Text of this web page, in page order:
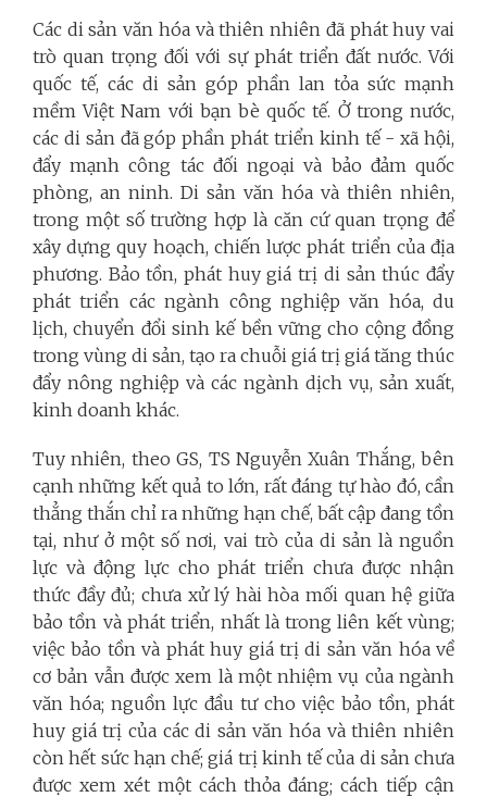
Các di sản văn hóa và thiên nhiên đã phát huy vai
trò quan trọng đối với sự phát triển đất nước. Với
quốc tế, các di sản góp phần lan tỏa sức mạnh
mềm Việt Nam với bạn bè quốc tế. Ở trong nước,
các di sản đã góp phần phát triển kinh tế - xã hội,
đẩy mạnh công tác đối ngoại và bảo đảm quốc
phòng, an ninh. Di sản văn hóa và thiên nhiên,
trong một số trường hợp là căn cứ quan trọng để
xây dựng quy hoạch, chiến lược phát triển của địa
phương. Bảo tồn, phát huy giá trị di sản thúc đẩy
phát triển các ngành công nghiệp văn hóa, du
lịch, chuyển đổi sinh kế bền vững cho cộng đồng
trong vùng di sản, tạo ra chuỗi giá trị giá tăng thúc
đẩy nông nghiệp và các ngành dịch vụ, sản xuất,
kinh doanh khác.
Tuy nhiên, theo GS, TS Nguyễn Xuân Thắng, bên
cạnh những kết quả to lớn, rất đáng tự hào đó, cần
thẳng thắn chỉ ra những hạn chế, bất cập đang tồn
tại, như ở một số nơi, vai trò của di sản là nguồn
lực và động lực cho phát triển chưa được nhận
thức đầy đủ; chưa xử lý hài hòa mối quan hệ giữa
bảo tồn và phát triển, nhất là trong liên kết vùng;
việc bảo tồn và phát huy giá trị di sản văn hóa về
cơ bản vẫn được xem là một nhiệm vụ của ngành
văn hóa; nguồn lực đầu tư cho việc bảo tồn, phát
huy giá trị của các di sản văn hóa và thiên nhiên
còn hết sức hạn chế; giá trị kinh tế của di sản chưa
được xem xét một cách thỏa đáng; cách tiếp cận